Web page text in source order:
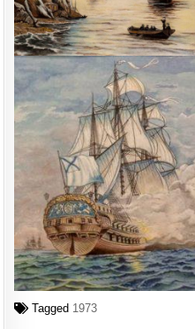
Tagged 1973